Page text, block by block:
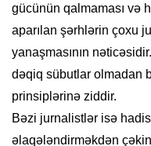
gücünün qalmaması və
aparılan şərhlərin çoxu
yanaşmasının
dəqiq sübutlar olmadan
prinsiplərinə ziddir.
Bəzi jurnalistlər isə
əlaqələndirməkdən